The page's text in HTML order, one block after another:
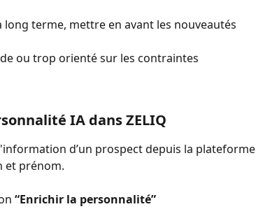
long terme, mettre en avant les nouveautés
ou trop orienté sur les contraintes
IA dans ZELIQ
d’un prospect depuis la plateforme
et prénom.
“Enrichir la personnalité”